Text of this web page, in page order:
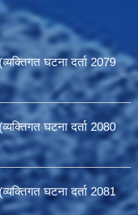
घटना दर्ता 2079
घटना दर्ता 2080
घटना दर्ता 2081